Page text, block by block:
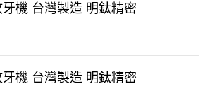
機 台灣製造 明鈦精密
機 台灣製造 明鈦精密